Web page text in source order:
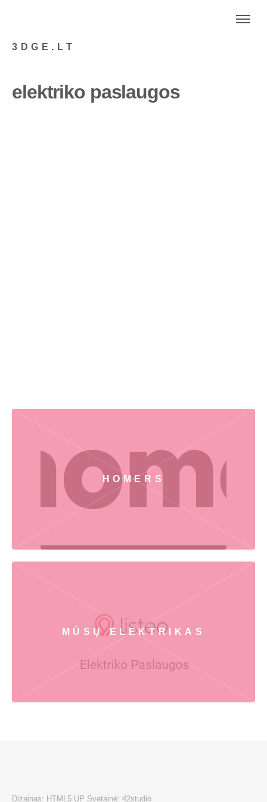
3DGE.LT
elektriko paslaugos
HOMERS
MŪSŲ ELEKTRIKAS
Dizainas: HTML5 UP Svetainė: 42studio